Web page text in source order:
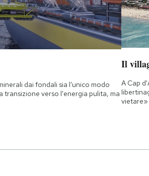
dai fondali sia l'unico modo
transizione verso l'energia pulita, ma
Il
A Cap
vietare»